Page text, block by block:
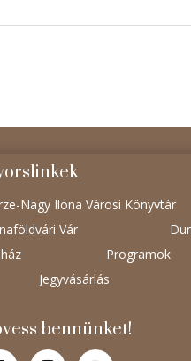
Nagy Ilona Városi Könyvtár
Vár
Programok
Jegyvásárlás
bennünket!